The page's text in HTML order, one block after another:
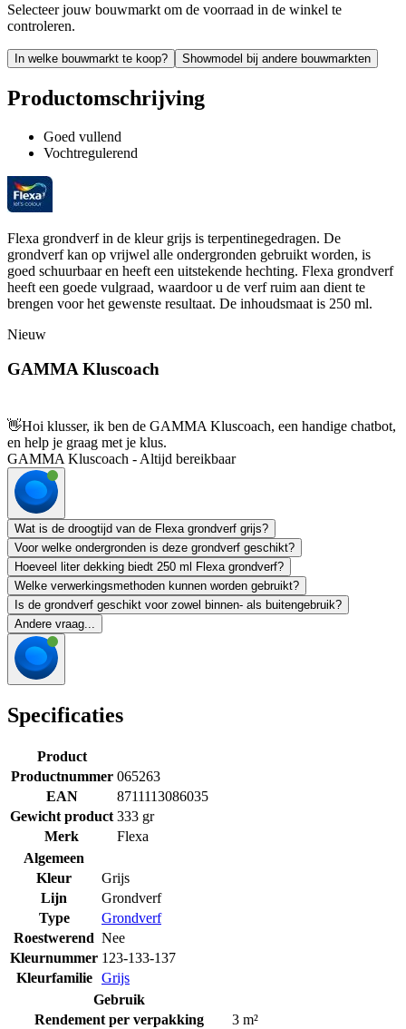
Selecteer jouw bouwmarkt om de voorraad in de winkel te
controleren.
In welke bouwmarkt te koop? Showmodel bij andere bouwmarkten
Productomschrijving
Goed vullend
Vochtregulerend
Flexa grondverf in de kleur grijs is terpentinegedragen. De
grondverf kan op vrijwel alle ondergronden gebruikt worden, is
goed schuurbaar en heeft een uitstekende hechting. Flexa grondverf
heeft een goede vulgraad, waardoor u de verf ruim aan dient te
brengen voor het gewenste resultaat. De inhoudsmaat is 250 ml.
Nieuw
GAMMA Kluscoach
👋Hoi klusser, ik ben de GAMMA Kluscoach, een handige chatbot,
en help je graag met je klus.
GAMMA Kluscoach - Altijd bereikbaar
Wat is de droogtijd van de Flexa grondverf grijs?
Voor welke ondergronden is deze grondverf geschikt?
Hoeveel liter dekking biedt 250 ml Flexa grondverf?
Welke verwerkingsmethoden kunnen worden gebruikt?
Is de grondverf geschikt voor zowel binnen- als buitengebruik?
Andere vraag...
Specificaties
Product
Productnummer 065263
EAN
8711113086035
Gewicht product 333 gr
Merk
Flexa
Algemeen
Kleur
Grijs
Lijn
Grondverf
Type
Grondverf
Roestwerend Nee
Kleurnummer 123-133-137
Kleurfamilie
Grijs
Gebruik
Rendement per verpakking
3 m²